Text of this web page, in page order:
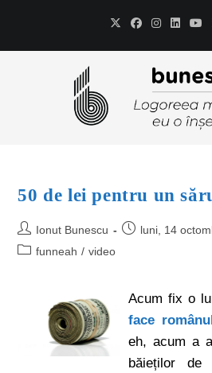
50 de lei pentru un
Ionut Bunescu
luni, 14
funneah / video
Acum fix o
face
eh, acum a
băieților